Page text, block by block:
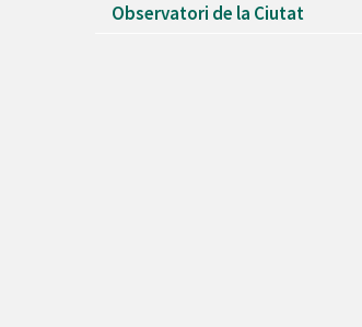
Observatori de la Ciutat